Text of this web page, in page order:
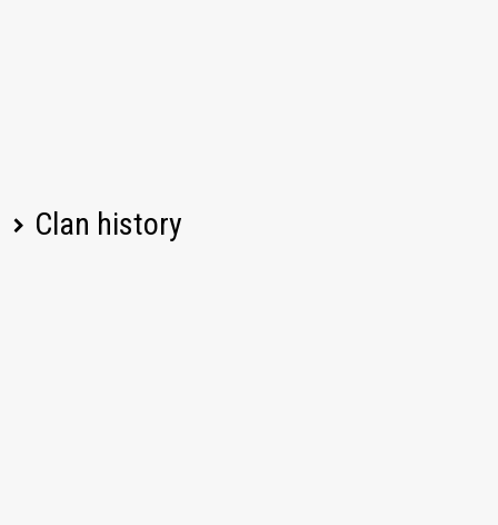
Clan history